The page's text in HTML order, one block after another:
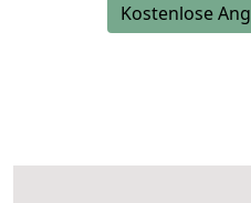
Kostenlose